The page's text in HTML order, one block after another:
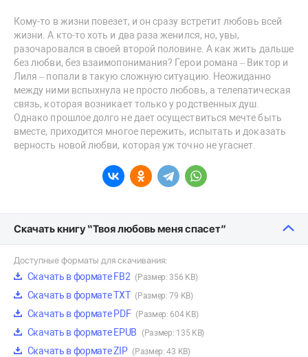
Кому-то в жизни повезет, и он сразу встретит любовь всей
жизни. А кто-то хоть и два раза женился, но, увы,
разочаровался в своей второй половине. А как жить дальше
без любви, без взаимопонимания? Герои романа – Виктор и
Лиля – попали в такую сложную ситуацию. Неожиданно
между ними вспыхнула не просто любовь, а телепатическая
связь, которая возникает только у родственных душ.
Однако прошлое долго не дает осуществиться мечте быть
вместе, приходится многое пережить, испытать и доказать
верность новой любви, которая уж точно не угаснет.
Скачать книгу “Твоя любовь меня спасет”
Доступные форматы для скачивания:
Скачать в формате FB2 (Размер: 356 KB)
Скачать в формате TXT (Размер: 79 KB)
Скачать в формате PDF (Размер: 604 KB)
Скачать в формате EPUB (Размер: 135 KB)
Скачать в формате ZIP (Размер: 43 KB)